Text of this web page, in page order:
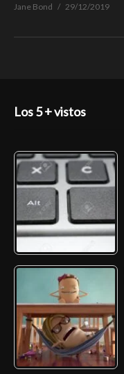
Jane Bond 29/12/2019
Los 5 + vistos